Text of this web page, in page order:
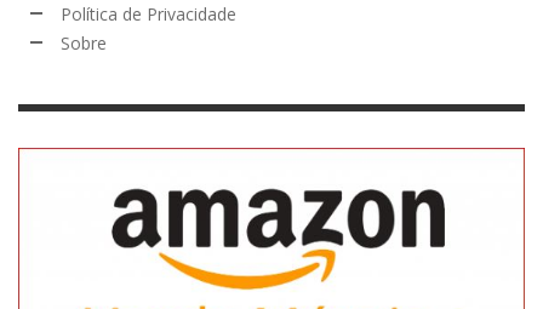
Política de Privacidade
Sobre